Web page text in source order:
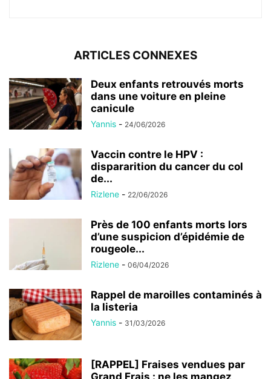
ARTICLES CONNEXES
Deux enfants retrouvés morts
dans une voiture en pleine
canicule
Yannis - 24/06/2026
Vaccin contre le HPV :
dispararition du cancer du col
de...
Rizlene - 22/06/2026
Près de 100 enfants morts lors
d’une suspicion d’épidémie de
rougeole...
Rizlene - 06/04/2026
Rappel de maroilles contaminés à
la listeria
Yannis - 31/03/2026
[RAPPEL] Fraises vendues par
Grand Frais : ne les mangez